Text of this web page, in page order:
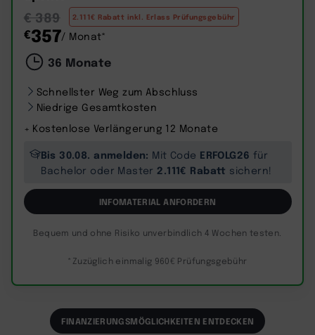
€ 389
2.111€ Rabatt inkl. Erlass Prüfungsgebühr
€357/ Monat*
36 Monate
Schnellster Weg zum Abschluss
Niedrige Gesamtkosten
+ Kostenlose Verlängerung 12 Monate
Bis 30.08. anmelden: Mit Code ERFOLG26 für
Bachelor oder Master 2.111€ Rabatt sichern!
INFOMATERIAL ANFORDERN
Bequem und ohne Risiko unverbindlich 4 Wochen testen.
*Zuzüglich einmalig 960€ Prüfungsgebühr
FINANZIERUNGSMÖGLICHKEITEN ENTDECKEN